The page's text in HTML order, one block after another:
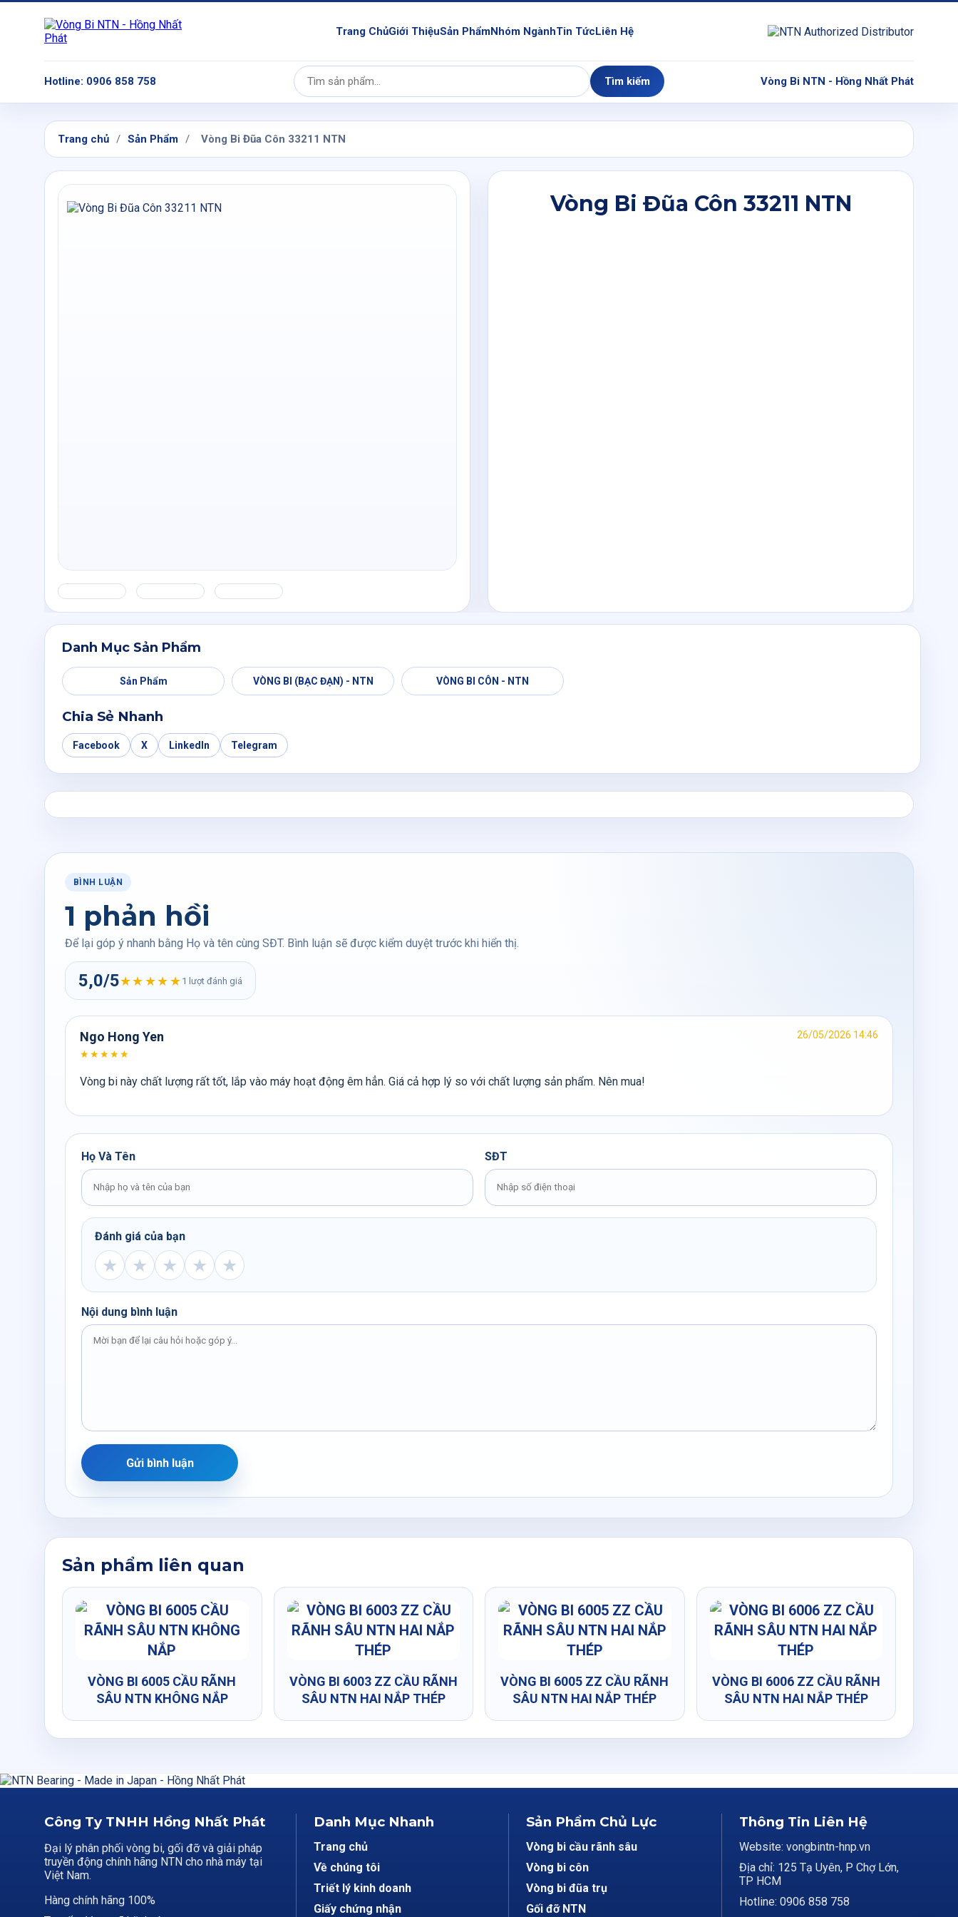
Trang ChủGiới ThiệuSản PhẩmNhóm NgànhTin TứcLiên Hệ
Hotline: 0906 858 758
Tìm
kiếm:
Tìm kiếm Vòng Bi NTN - Hồng Nhất Phát
Trang chủ / Sản Phẩm / Vòng Bi Đũa Côn 33211 NTN
Vòng Bi Đũa Côn 33211 NTN
Danh Mục Sản Phẩm
Sản Phẩm VÒNG BI (BẠC ĐẠN) - NTN VÒNG BI CÔN - NTN
Chia Sẻ Nhanh
Facebook X LinkedIn Telegram
BÌNH LUẬN
1 phản hồi
Để lại góp ý nhanh bằng Họ và tên cùng SĐT. Bình luận sẽ được kiểm duyệt trước khi hiển thị.
5,0/5★★★★★ 1 lượt đánh giá
Ngo Hong Yen
★★★★★
26/05/2026 14:46
Vòng bi này chất lượng rất tốt, lắp vào máy hoạt động êm hẳn. Giá cả hợp lý so với chất lượng sản phẩm. Nên mua!
Họ Và Tên SĐT
Đánh giá của bạn
★ ★ ★ ★ ★
Nội dung bình luận
Gửi bình luận
Sản phẩm liên quan
VÒNG BI 6005 CẦU RÃNH
SÂU NTN KHÔNG NẮP
VÒNG BI 6003 ZZ CẦU RÃNH
SÂU NTN HAI NẮP THÉP
VÒNG BI 6005 ZZ CẦU RÃNH
SÂU NTN HAI NẮP THÉP
VÒNG BI 6006 ZZ CẦU RÃNH
SÂU NTN HAI NẮP THÉP
Công Ty TNHH Hồng Nhất Phát
Đại lý phân phối vòng bi, gối đỡ và giải pháp
truyền động chính hãng NTN cho nhà máy tại
Việt Nam.
Hàng chính hãng 100%
Danh Mục Nhanh
Trang chủ
Về chúng tôi
Triết lý kinh doanh
Giấy chứng nhận
Sản Phẩm Chủ Lực
Vòng bi cầu rãnh sâu
Vòng bi côn
Vòng bi đũa trụ
Gối đỡ NTN
Thông Tin Liên Hệ
Website: vongbintn-hnp.vn
Địa chỉ: 125 Tạ Uyên, P Chợ Lớn,
TP HCM
Hotline: 0906 858 758